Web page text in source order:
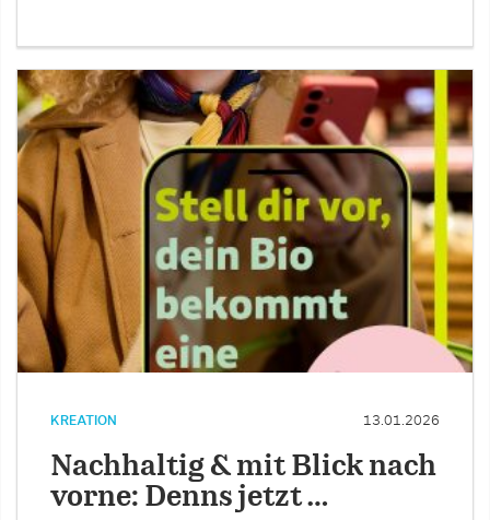
KREATION 13.01.2026
Nachhaltig & mit Blick nach
vorne: Denns jetzt …